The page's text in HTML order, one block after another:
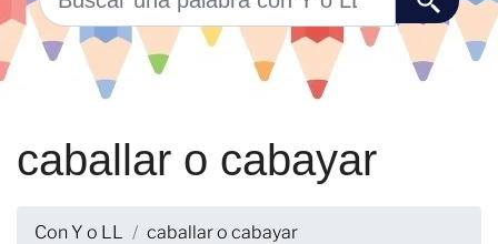
caballar o cabayar
Con Y o LL caballar o cabayar